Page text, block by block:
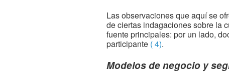
Las observaciones que aquí se
de ciertas indagaciones sobre la
fuente principales: por un lado,
participante ( 4).
Modelos de negocio y